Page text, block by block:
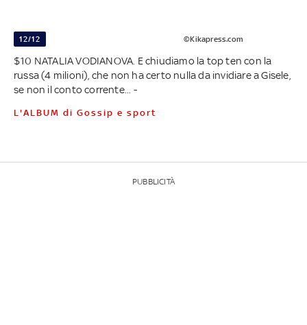
12/12 ©Kikapress.com
$10 NATALIA VODIANOVA. E chiudiamo la top ten con la
russa (4 milioni), che non ha certo nulla da invidiare a Gisele,
se non il conto corrente... -
L'ALBUM di Gossip e sport
PUBBLICITÀ